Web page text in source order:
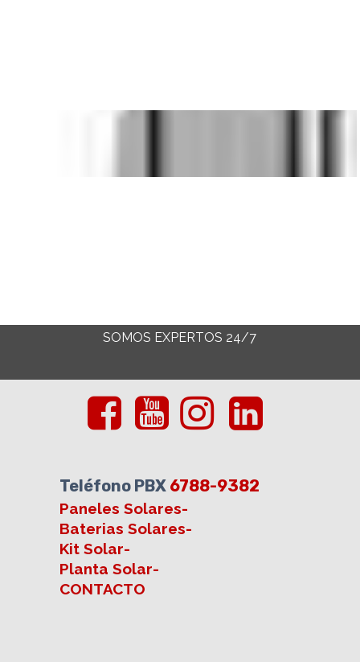
Teléfono PBX 6788-9382
Paneles Solares-
Baterias Solares-
Kit Solar-
Planta Solar-
CONTACTO
SOMOS EXPERTOS 24/7